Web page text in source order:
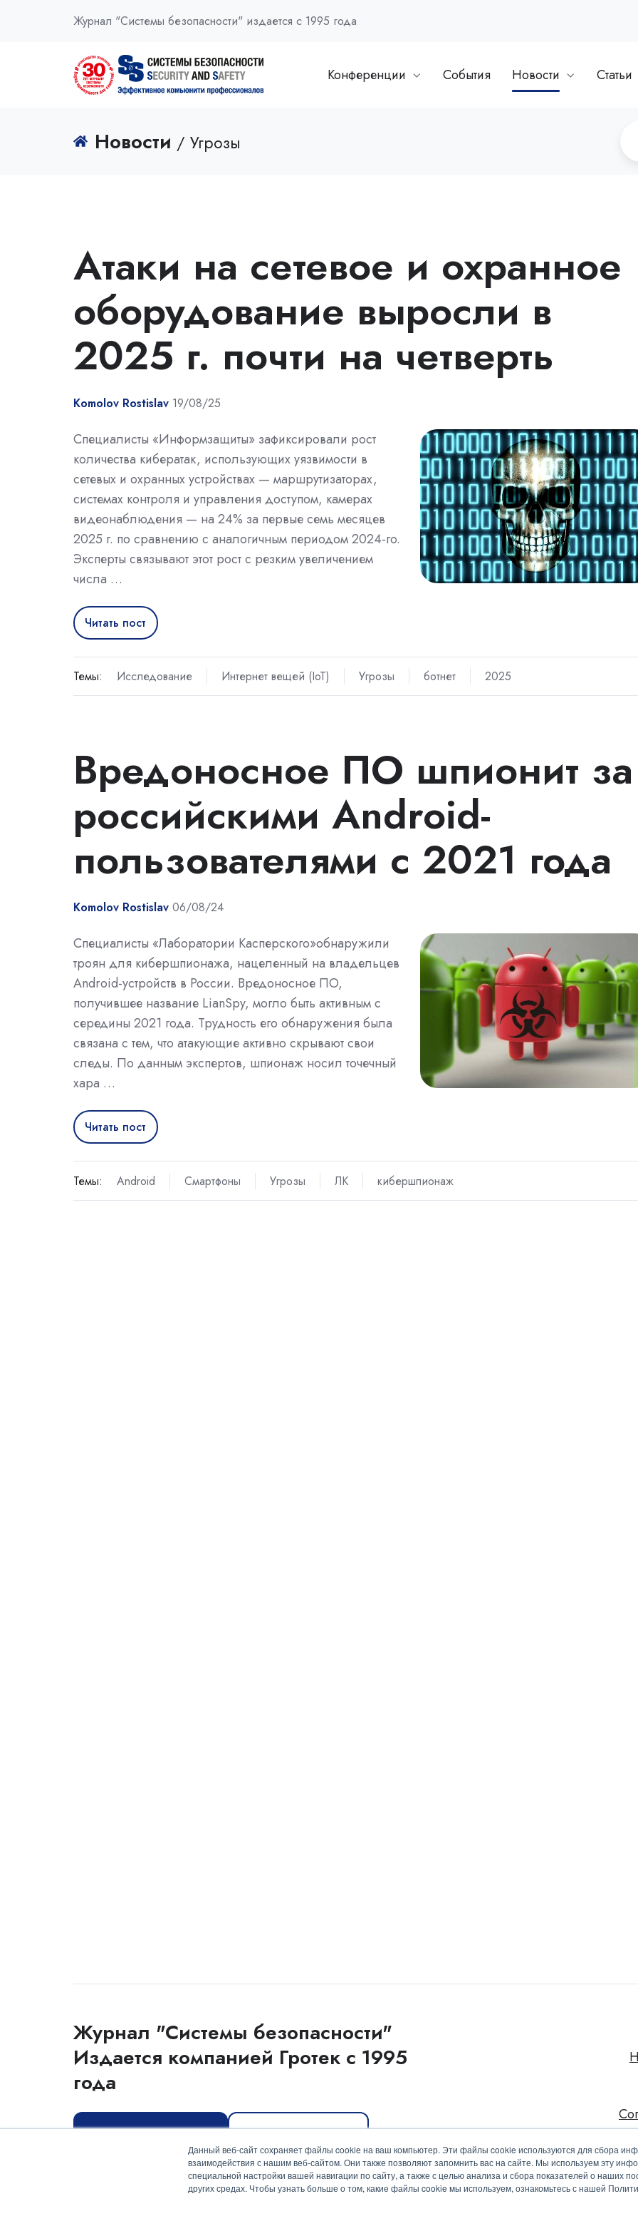
Данный веб-сайт сохраняет файлы cookie на ваш компьютер. Эти файлы cookie используются для сбора
взаимодействия с нашим веб-сайтом. Они также позволяют запомнить вас на сайте. Мы используем эту
специальной настройки вашей навигации по сайту, а также с целью анализа и сбора показателей о наших
других средах. Чтобы узнать больше о том, какие файлы cookie мы используем, ознакомьтесь с нашей
Журнал "Системы безопасности" издается с 1995 года
Конференции События Новости Статьи
Новости / Угрозы
Атаки на сетевое и охранное
оборудование выросли в
2025 г. почти на четверть
Komolov Rostislav 19/08/25
Специалисты «Информзащиты» зафиксировали рост
количества кибератак, использующих уязвимости в
сетевых и охранных устройствах — маршрутизаторах,
системах контроля и управления доступом, камерах
видеонаблюдения — на 24% за первые семь месяцев
2025 г. по сравнению с аналогичным периодом 2024-го.
Эксперты связывают этот рост с резким увеличением
числа …
Читать пост
Темы: Исследование Интернет вещей (IoT) Угрозы ботнет 2025
Вредоносное ПО шпионит за
российскими Android-
пользователями с 2021 года
Komolov Rostislav 06/08/24
Специалисты «Лаборатории Касперского»обнаружили
троян для кибершпионажа, нацеленный на владельцев
Android-устройств в России. Вредоносное ПО,
получившее название LianSpy, могло быть активным с
середины 2021 года. Трудность его обнаружения была
связана с тем, что атакующие активно скрывают свои
следы. По данным экспертов, шпионаж носил точечный
хара …
Читать пост
Темы: Android Смартфоны Угрозы ЛК кибершпионаж
Журнал "Системы безопасности"
Издается компанией Гротек с 1995
года
Оформить подписку Скачать медиакит